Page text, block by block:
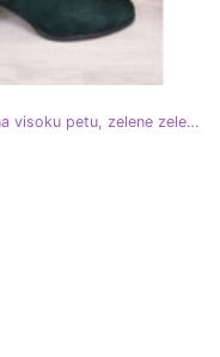
Sergio Leone W SK184D izolirane čizme na visoku petu, zelene zelena